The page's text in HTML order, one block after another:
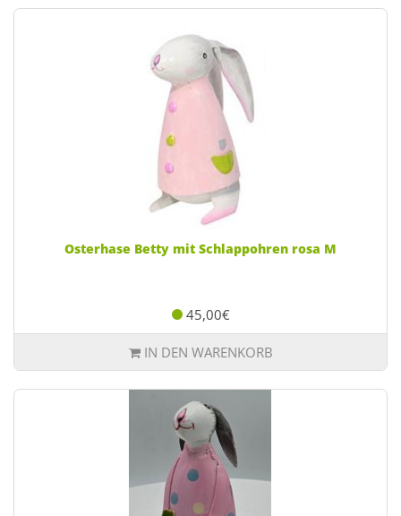
Osterhase Betty mit Schlappohren rosa M
45,00€
IN DEN WARENKORB